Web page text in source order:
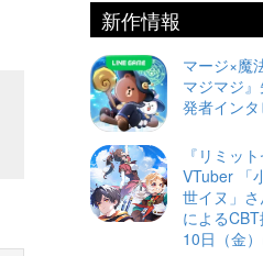
新作情報
マージ×魔
マジマジ
発者イン
『リミッ
VTuber 「
世イヌ」
による
10日（金